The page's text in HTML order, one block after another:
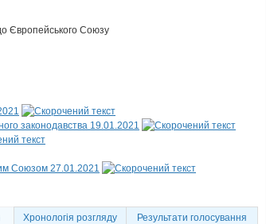
Європейського Союзу
законодавства 19.01.2021
Союзом 27.01.2021
Хронологія розгляду Результати голосування